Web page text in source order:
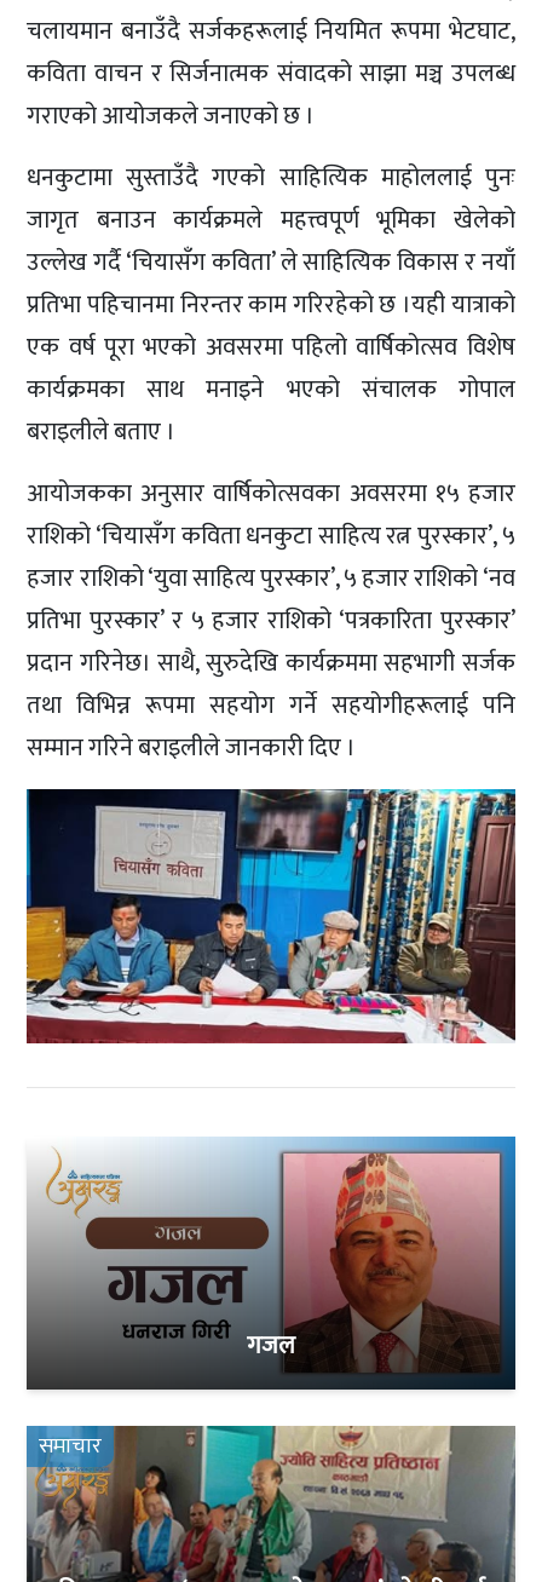
चलायमान बनाउँदै सर्जकहरूलाई नियमित रूपमा भेटघाट,
कविता वाचन र सिर्जनात्मक संवादको साझा मञ्च उपलब्ध
गराएको आयोजकले जनाएको छ ।
धनकुटामा सुस्ताउँदै गएको साहित्यिक माहोललाई पुनः
जागृत बनाउन कार्यक्रमले महत्त्वपूर्ण भूमिका खेलेको
उल्लेख गर्दै ‘चियासँग कविता’ ले साहित्यिक विकास र नयाँ
प्रतिभा पहिचानमा निरन्तर काम गरिरहेको छ ।यही यात्राको
एक वर्ष पूरा भएको अवसरमा पहिलो वार्षिकोत्सव विशेष
कार्यक्रमका साथ मनाइने भएको संचालक गोपाल
बराइलीले बताए ।
आयोजकका अनुसार वार्षिकोत्सवका अवसरमा १५ हजार
राशिको ‘चियासँग कविता धनकुटा साहित्य रत्न पुरस्कार’, ५
हजार राशिको ‘युवा साहित्य पुरस्कार’, ५ हजार राशिको ‘नव
प्रतिभा पुरस्कार’ र ५ हजार राशिको ‘पत्रकारिता पुरस्कार’
प्रदान गरिनेछ। साथै, सुरुदेखि कार्यक्रममा सहभागी सर्जक
तथा विभिन्न रूपमा सहयोग गर्ने सहयोगीहरूलाई पनि
सम्मान गरिने बराइलीले जानकारी दिए ।
गजल
समाचार